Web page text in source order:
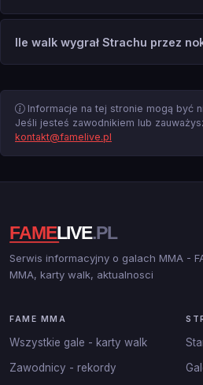
Ile walk wygrał Strachu przez
Informacje na tej stronie mogą być
Jeśli jesteś zawodnikiem lub
kontakt@famelive.pl
Serwis informacyjny o galach MMA -
MMA, karty walk, aktualnosci
FAME MMA
Wszystkie gale - karty walk
Zawodnicy - rekordy